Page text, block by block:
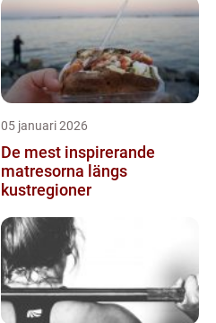
05 januari 2026
De mest inspirerande
matresorna längs
kustregioner